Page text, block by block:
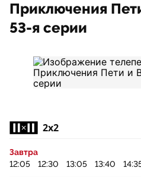
Приключения
53-я серии
2x2
Завтра
12:05
12:30 13:05 13:40